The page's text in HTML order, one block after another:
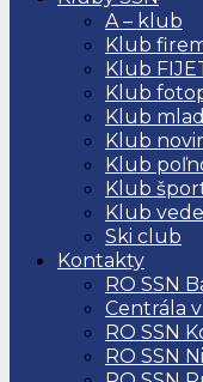
A – klub
Klub
Klub
Klub
Klub
Klub
Klub
Klub
Klub
Ski club
Kontakty
RO SSN
Centrála
RO SSN
RO SSN